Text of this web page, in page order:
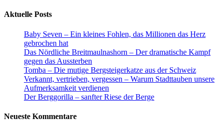
Aktuelle Posts
Baby Seven – Ein kleines Fohlen, das Millionen das Herz
gebrochen hat
Das Nördliche Breitmaulnashorn – Der dramatische Kampf
gegen das Aussterben
Tomba – Die mutige Bergsteigerkatze aus der Schweiz
Verkannt, vertrieben, vergessen – Warum Stadttauben unsere
Aufmerksamkeit verdienen
Der Berggorilla – sanfter Riese der Berge
Neueste Kommentare